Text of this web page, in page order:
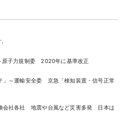
子力規制委 2020年に基準改正
」～運輸安全委 京急「検知装置・信号正常
会社各社 地震や台風など災害多発 日本は